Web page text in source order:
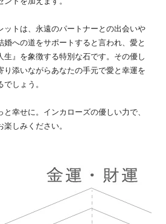
ットは、永遠のパートナーとの出会いや
への道をサポートすると言われ、愛と
』を象徴する特別な石です。その優し
り添いながらあなたの手元で愛と幸運を
しょう。
幸せに。インカローズの優しい力で、
しみください。